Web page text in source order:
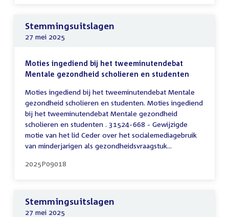
Stemmingsuitslagen
27 mei 2025
Moties ingediend bij het tweeminutendebat
Mentale gezondheid scholieren en studenten
Moties ingediend bij het tweeminutendebat Mentale
gezondheid scholieren en studenten. Moties ingediend
bij het tweeminutendebat Mentale gezondheid
scholieren en studenten . 31524-668 - Gewijzigde
motie van het lid Ceder over het socialemediagebruik
van minderjarigen als gezondheidsvraagstuk...
2025P09018
Stemmingsuitslagen
27 mei 2025